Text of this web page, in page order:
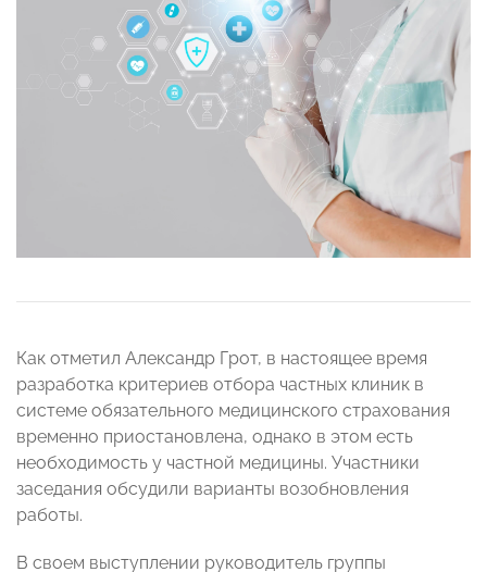
Как отметил Александр Грот, в настоящее время
разработка критериев отбора частных клиник в
системе обязательного медицинского страхования
временно приостановлена, однако в этом есть
необходимость у частной медицины. Участники
заседания обсудили варианты возобновления
работы.
В своем выступлении руководитель группы